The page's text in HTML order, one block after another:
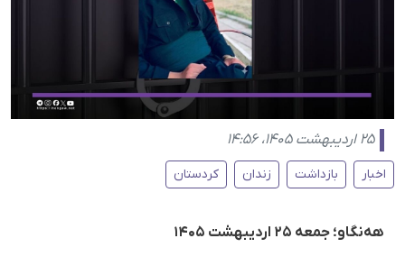
۲۵ اردیبهشت ۱۴۰۵، ۱۴:۵۶
اخبار بازداشت زندان کردستان
هه‌نگاو؛ جمعه ۲۵ اردیبهشت ۱۴۰۵